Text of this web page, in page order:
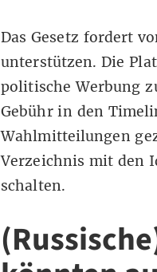
Das Gesetz fordert
unterstützen. Die
politische Werbung
Gebühr in den
Wahlmitteilungen
Verzeichnis mit den
schalten.